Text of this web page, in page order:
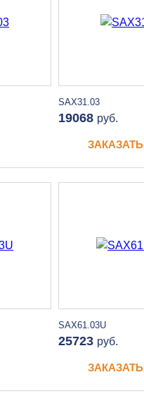
SAX31.03
19068 руб.
ЗАКАЗАТЬ
SAX61.03U
25723 руб.
ЗАКАЗАТЬ